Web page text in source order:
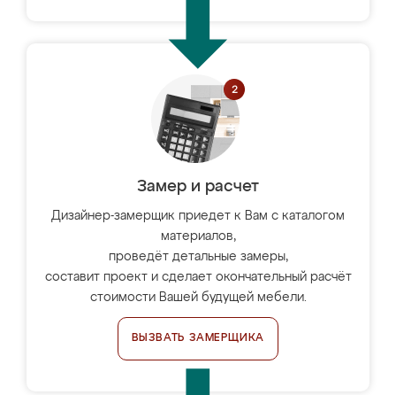
Замер и расчет
Дизайнер-замерщик приедет к Вам с каталогом
материалов,
проведёт детальные замеры,
составит проект и сделает окончательный расчёт
стоимости Вашей будущей мебели.
ВЫЗВАТЬ ЗАМЕРЩИКА